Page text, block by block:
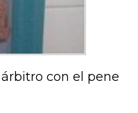
con el pene